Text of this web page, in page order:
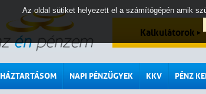
Kalkulátorok
HÁZTARTÁSOM NAPI PÉNZÜGYEK KKV PÉNZ
Az oldal sütiket helyezett el a számítógépén amik